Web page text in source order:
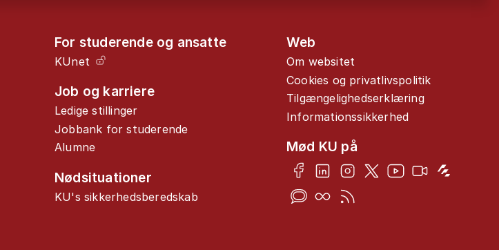
For studerende og ansatte
KUnet
Job og karriere
Ledige stillinger
Jobbank for studerende
Alumne
Nødsituationer
KU's sikkerhedsberedskab
Web
Om websitet
Cookies og privatlivspolitik
Tilgængelighedserklæring
Informationssikkerhed
Mød KU på